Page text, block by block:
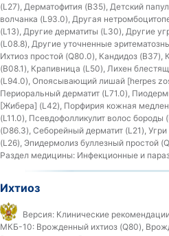
(L27), Дерматофития (B35), Детский
волчанка (L93.0), Другая
(L13), Другие дерматиты (L30), Другие
(L08.8), Другие уточненные
Ихтиоз простой (Q80.0), Кандидоз
(B08.1), Крапивница (L50), Лихен
(L94.0), Опоясывающий лишай [herpes
Периоральный дерматит (L71.0),
[Жибера] (L42), Порфирия кожная
(L11.0), Псевдофолликулит волос
(D86.3), Себорейный дерматит (L21),
(L26), Эпидермолиз буллезный простой
Раздел медицины: Инфекционные и
Ихтиоз
Версия: Клинические
МКБ-10: Врожденный ихтиоз (Q80),